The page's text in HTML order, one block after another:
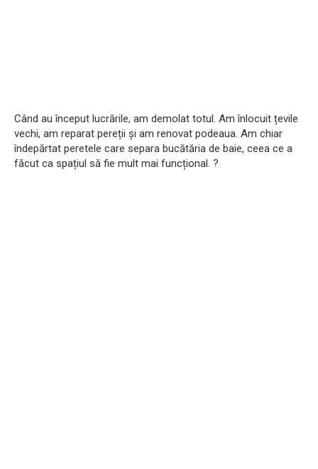
Când au început lucrările, am demolat totul. Am înlocuit țevile
vechi, am reparat pereții și am renovat podeaua. Am chiar
îndepărtat peretele care separa bucătăria de baie, ceea ce a
făcut ca spațiul să fie mult mai funcțional. ?️